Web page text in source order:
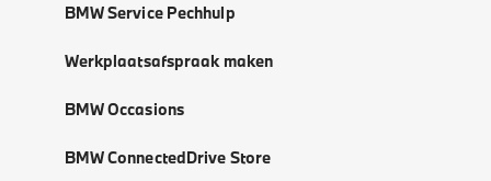
BMW Service Pechhulp
Werkplaatsafspraak maken
BMW Occasions
BMW ConnectedDrive Store